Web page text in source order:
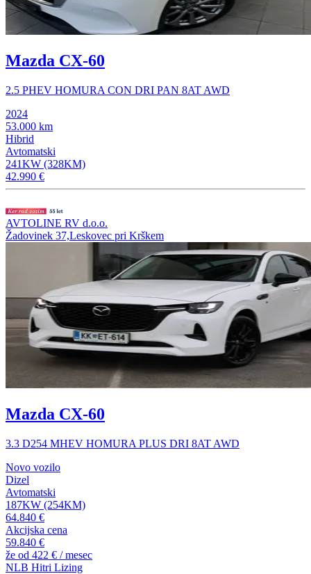
Mazda CX-60
2.5 PHEV HOMURA CON DRI PAN 8AT AWD
2024
53.000 km
Hibrid
Avtomatski
241KW (328KM)
42.990 €
AVTOLINE RV d.o.o.
Žadovinek 37,Leskovec pri Krškem
Mazda CX-60
3.3 D254 MHEV HOMURA PLUS DRI 8AT AWD
Novo vozilo
Dizel
Avtomatski
187KW (254KM)
64.840 €
Akcijska cena
59.840 €
že od 422 € / mesec
NLB Hitri Lizing